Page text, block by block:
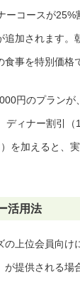
ーコースが25%
追加されます。
事を特別価格
円のプランが
ディナー割引
を加えると、
活用法
の上位会員向け
が提供される場